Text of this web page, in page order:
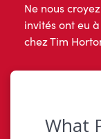
Ne nous
invités ont eu
chez Tim